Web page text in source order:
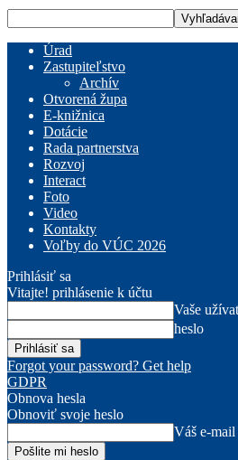
Úrad
Zastupiteľstvo
Archív
Otvorená župa
E-knižnica
Dotácie
Rada partnerstva
Rozvoj
Interact
Foto
Video
Kontakty
Voľby do VÚC 2026
Prihlásiť sa
Vitajte! prihlásenie k účtu
Vaše
heslo
Forgot your password? Get help
GDPR
Obnova hesla
Obnoviť svoje heslo
Váš e-mail